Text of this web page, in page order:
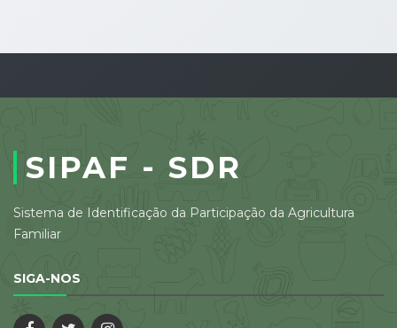
SIPAF - SDR
Sistema de Identificação da Participação da Agricultura
Familiar
SIGA-NOS